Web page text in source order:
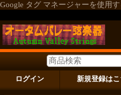
Google タグ マネージャーを使用す
ログイン 新規登録は